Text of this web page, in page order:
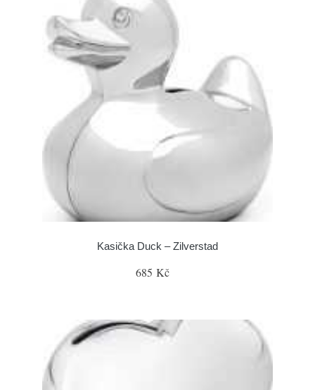
Kasička Duck – Zilverstad
685 Kč